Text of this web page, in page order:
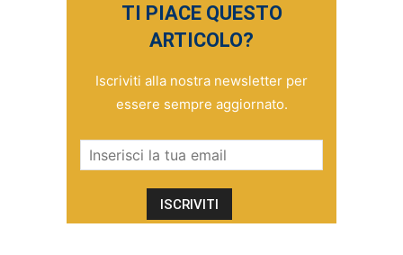
TI PIACE QUESTO
ARTICOLO?
Iscriviti alla nostra newsletter per
essere sempre aggiornato.